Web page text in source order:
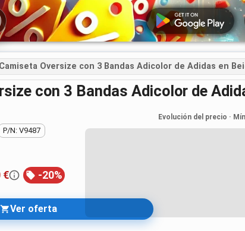
Camiseta Oversize con 3 Bandas Adicolor de Adidas en
con 3 Bandas Adicolor de
P/N: V9487
€ -20%
Ver oferta
Evolución del precio ·